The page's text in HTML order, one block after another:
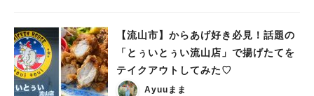
【流山市】からあげ好き必見！話題の
「とぅいとぅい流山店」で揚げたてを
テイクアウトしてみた♡
Ayuuまま